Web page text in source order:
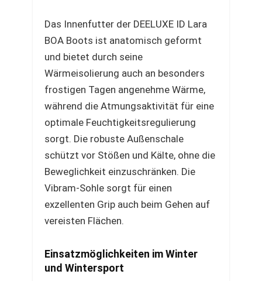
Das Innenfutter der DEELUXE ID Lara
BOA Boots ist anatomisch geformt
und bietet durch seine
Wärmeisolierung auch an besonders
frostigen Tagen angenehme Wärme,
während die Atmungsaktivität für eine
optimale Feuchtigkeitsregulierung
sorgt. Die robuste Außenschale
schützt vor Stößen und Kälte, ohne die
Beweglichkeit einzuschränken. Die
Vibram-Sohle sorgt für einen
exzellenten Grip auch beim Gehen auf
vereisten Flächen.
Einsatzmöglichkeiten im Winter
und Wintersport